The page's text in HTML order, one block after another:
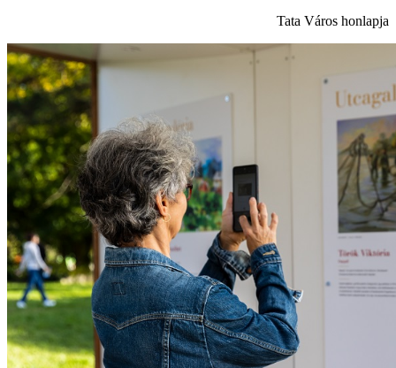
Tata Város honlapja